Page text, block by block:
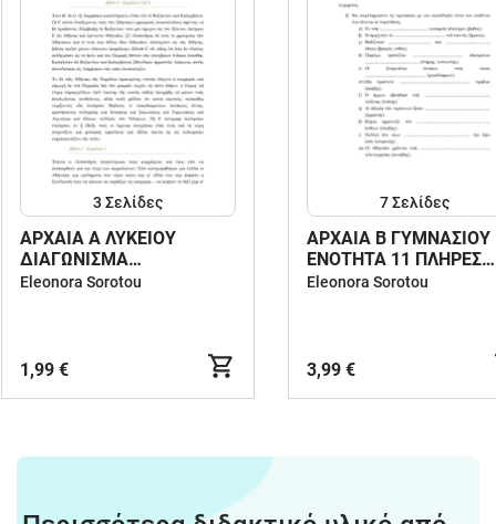
3 Σελίδες
ΑΡΧΑΙΑ Α ΛΥΚΕΙΟΥ
ΔΙΑΓΩΝΙΣΜΑ
ΞΕΝΟΦΩΝΤΑΣ ΚΕΦΑΛΑΙΟ
Eleonora Sorotou
1,99 €
7Σελίδες
ΑΡΧΑΙΑ Β ΓΥΜΝΑΣΙΟΥ
ΕΝΟΤΗΤΑ 11 ΠΛΗΡΕΣ
ΥΛΙΚΟ
Eleonora Sorotou
3,99 €